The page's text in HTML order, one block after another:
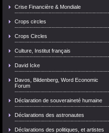
Crise Financière & Mondiale
Crops circles
Crops Circles
Culture, Institut français
David Icke
Davos, Bildenberg, Word Economic
Forum
Déclaration de souveraineté humaine
Déclarations des astronautes
Déclarations des politiques, et artistes